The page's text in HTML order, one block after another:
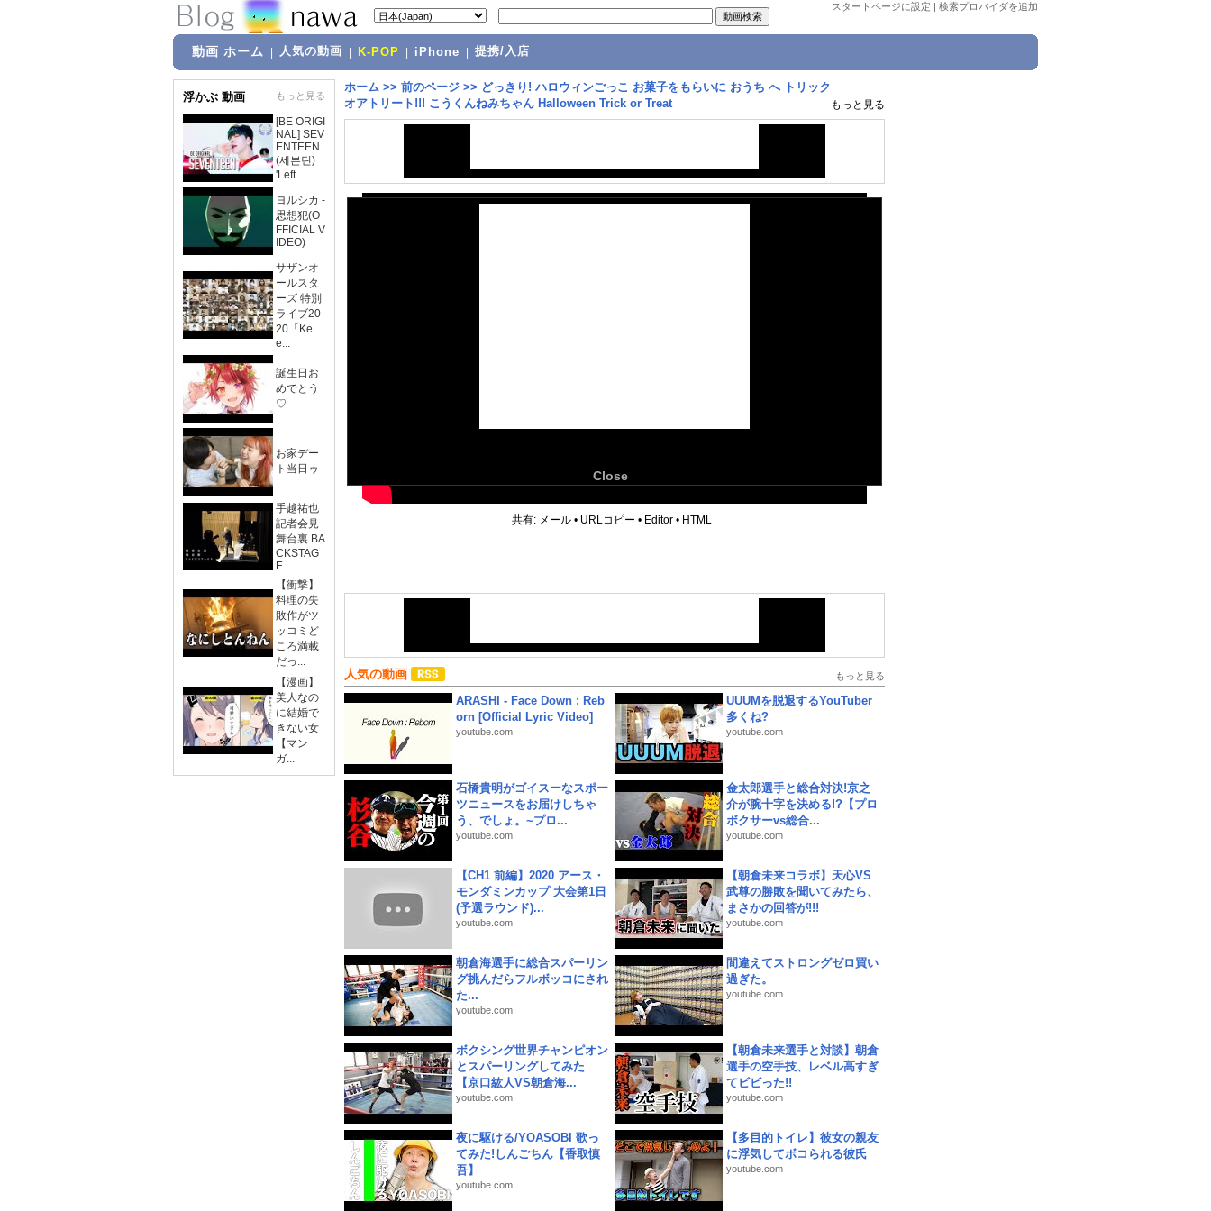
スタートページに設定 | 検索プロバイダを追加
動画 ホーム 人気の動画 K-POP iPhone 提携/入店
浮かぶ 動画 もっと見る
[BE ORIGI
NAL] SEV
ENTEEN
(세븐틴)
'Left...
ヨルシカ -
思想犯(O
FFICIAL V
IDEO)
サザンオ
ールスタ
ーズ 特別
ライブ20
20「Ke
e...
誕生日お
めでとう
♡
お家デー
ト当日ゥ
手越祐也
記者会見
舞台裏 BA
CKSTAG
E
【衝撃】
料理の失
敗作がツ
ッコミど
ころ満載
だっ...
【漫画】
美人なの
に結婚で
きない女
【マン
ガ...
ホーム >> 前のページ >> どっきり! ハロウィンごっこ お菓子をもらいに おうち へ トリック
オアトリート!!! こうくんねみちゃん Halloween Trick or Treat
もっと見る
Close
共有: メール • URLコピー • Editor • HTML
人気の動画 もっと見る
ARASHI - Face Down : Reb
orn [Official Lyric Video]
youtube.com
UUUMを脱退するYouTuber
多くね?
youtube.com
石橋貴明がゴイスーなスポー
ツニュースをお届けしちゃ
う、でしょ。~プロ...
youtube.com
金太郎選手と総合対決!京之
介が腕十字を決める!?【プロ
ボクサーvs総合...
youtube.com
【CH1 前編】2020 アース・
モンダミンカップ 大会第1日
(予選ラウンド)...
youtube.com
【朝倉未来コラボ】天心VS
武尊の勝敗を聞いてみたら、
まさかの回答が!!!
youtube.com
朝倉海選手に総合スパーリン
グ挑んだらフルボッコにされ
た...
youtube.com
間違えてストロングゼロ買い
過ぎた。
youtube.com
ボクシング世界チャンピオン
とスパーリングしてみた
【京口紘人VS朝倉海...
youtube.com
【朝倉未来選手と対談】朝倉
選手の空手技、レベル高すぎ
てビビった!!
youtube.com
夜に駆ける/YOASOBI 歌っ
てみた!しんごちん【香取慎
吾】
youtube.com
【多目的トイレ】彼女の親友
に浮気してボコられる彼氏
youtube.com